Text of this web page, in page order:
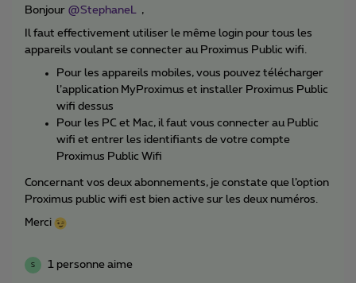
Bonjour @StephaneL ,
Il faut effectivement utiliser le même login pour tous les
appareils voulant se connecter au Proximus Public wifi.
Pour les appareils mobiles, vous pouvez télécharger
l’application MyProximus et installer Proximus Public
wifi dessus
Pour les PC et Mac, il faut vous connecter au Public
wifi et entrer les identifiants de votre compte
Proximus Public Wifi
Concernant vos deux abonnements, je constate que l’option
Proximus public wifi est bien active sur les deux numéros.
Merci
S 1 personne aime